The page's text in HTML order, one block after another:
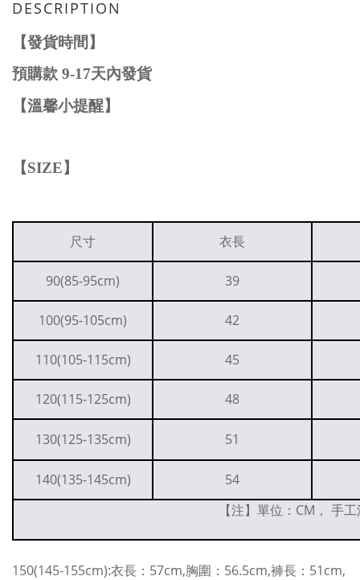
DESCRIPTION
【發貨時間】
預購款 9-17天內發貨
【溫馨小提醒】
【SIZE】
尺寸 衣長
90(85-95cm) 39
100(95-105cm) 42
110(105-115cm) 45
120(115-125cm) 48
130(125-135cm) 51
140(135-145cm)
54
【注】單位：CM， 手
150(145-155cm):衣長：57cm,胸圍：56.5cm,褲長：51cm,